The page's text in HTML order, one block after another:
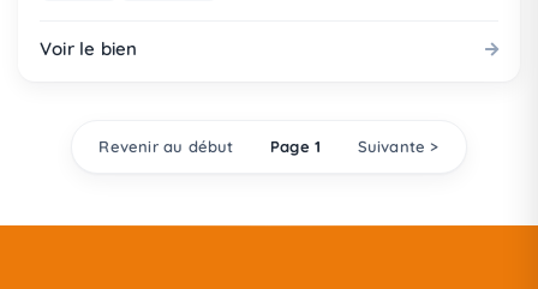
Voir le bien
Revenir au début Page 1 Suivante >